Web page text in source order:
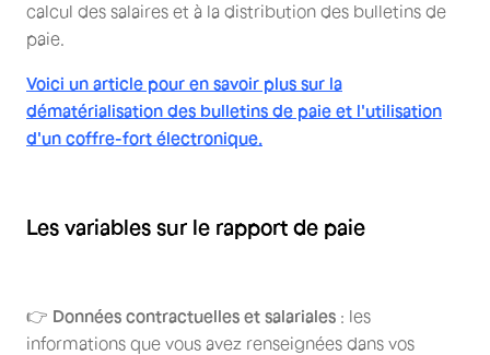
calcul des salaires et à la distribution des bulletins de
paie.
Voici un article pour en savoir plus sur la
dématérialisation des bulletins de paie et l'utilisation
d'un coffre-fort électronique.
Les variables sur le rapport de paie
👉 Données contractuelles et salariales : les
informations que vous avez renseignées dans vos